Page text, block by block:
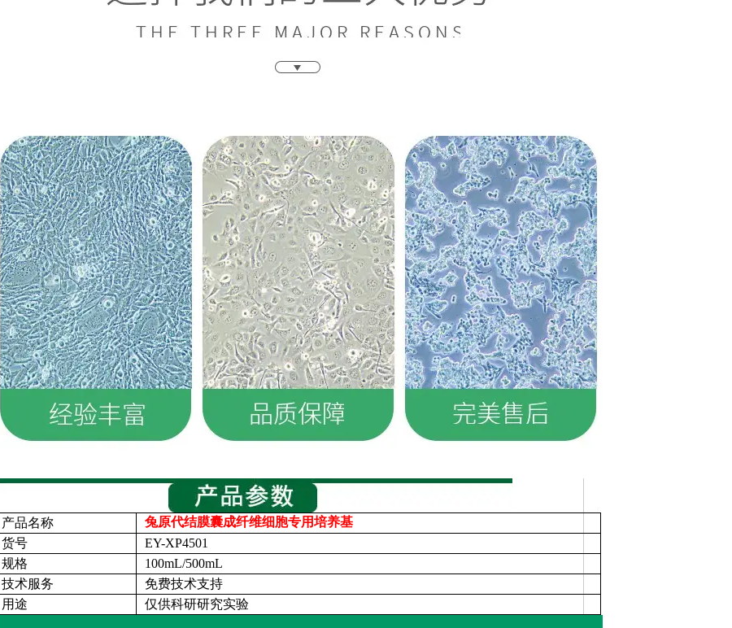
产品名称
兔原代结膜囊成纤维细胞专用培养基
货号
EY-XP4501
规格
100mL/500mL
技术服务
免费技术支持
用途
仅供科研研究实验